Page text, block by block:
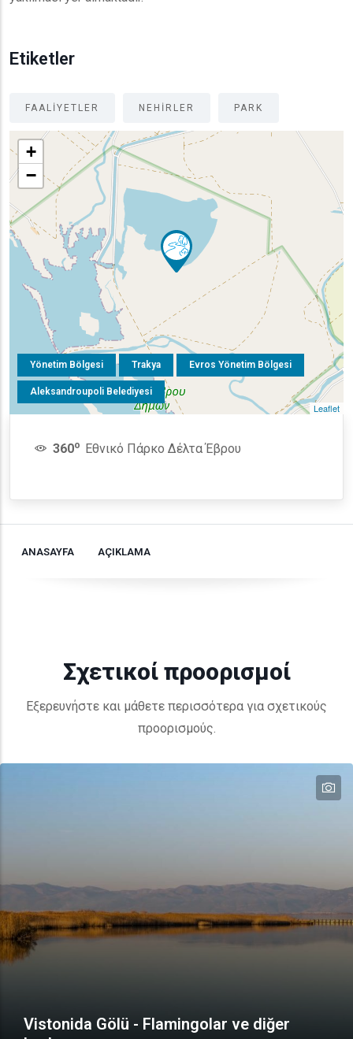
Etiketler
FAALIYETLER NEHIRLER PARK
Yönetim Bölgesi Trakya Evros Yönetim Bölgesi
Aleksandroupoli Belediyesi
+
−
Leaflet
360o Εθνικό Πάρκο Δέλτα Έβρου
ANASAYFA AÇIKLAMA
Σχετικοί προορισμοί
Εξερευνήστε και μάθετε περισσότερα για σχετικούς
προορισμούς.
Vistonida Gölü - Flamingolar ve diğer